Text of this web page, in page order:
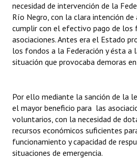
necesidad de intervención de la
Río Negro, con la clara intención
cumplir con el efectivo pago de los
asociaciones. Antes era el Estado
los fondos a la Federación y ésta a
situación que provocaba demoras
Por ello mediante la sanción de la
el mayor beneficio para las
voluntarios, con la necesidad de
recursos económicos suficientes
funcionamiento y capacidad de
situaciones de emergencia.